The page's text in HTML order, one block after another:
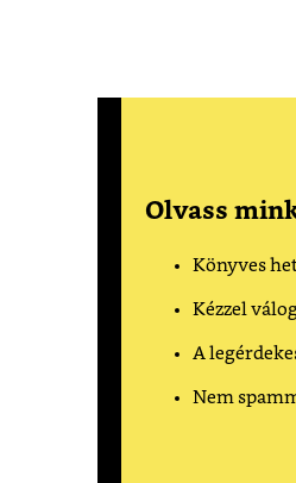
Olvass
Könyves
Kézzel
A
Nem